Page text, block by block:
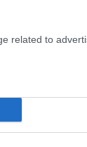
related to